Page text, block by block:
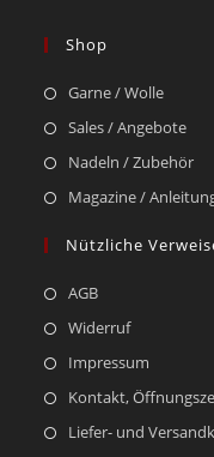
Shop
Garne / Wolle
Sales / Angebote
Nadeln / Zubehör
Magazine /
Nützliche
AGB
Widerruf
Impressum
Kontakt,
Liefer- und